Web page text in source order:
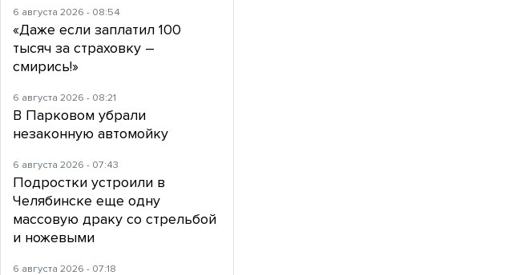
6 августа 2026 - 08:54
«Даже если заплатил 100
тысяч за страховку –
смирись!»
6 августа 2026 - 08:21
В Парковом убрали
незаконную автомойку
6 августа 2026 - 07:43
Подростки устроили в
Челябинске еще одну
массовую драку со стрельбой
и ножевыми
6 августа 2026 - 07:18